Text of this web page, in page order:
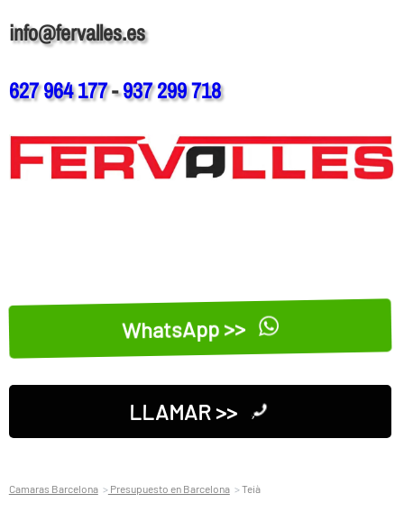
info@fervalles.es
627 964 177-937 299 718
WhatsApp >>
LLAMAR >>
Camaras Barcelona Presupuesto en Barcelona Teià